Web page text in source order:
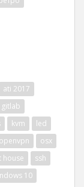
ati 2017
gitlab
kvm
led
openvpn
osx
house
ssh
10